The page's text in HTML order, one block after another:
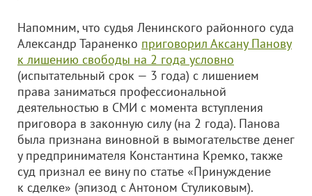
Напомним, что судья Ленинского районного суда
Александр Тараненко приговорил Аксану Панову
к лишению свободы на 2 года условно
(испытательный срок — 3 года) с лишением
права заниматься профессиональной
деятельностью в СМИ с момента вступления
приговора в законную силу (на 2 года). Панова
была признана виновной в вымогательстве денег
у предпринимателя Константина Кремко, также
суд признал ее вину по статье «Принуждение
к сделке» (эпизод с Антоном Стуликовым).